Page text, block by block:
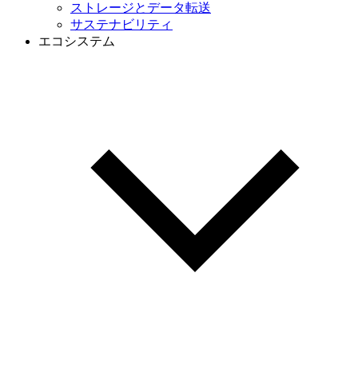
ストレージとデータ転送
サステナビリティ
エコシステム